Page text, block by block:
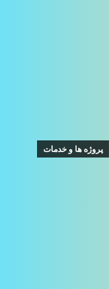
پروژه ها و خدمات